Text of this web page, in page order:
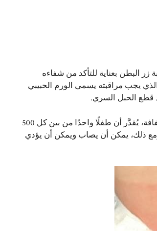
البطن بعناية للتأكد من شفاءه
يجب مراقبته يسمى الورم الحبيبي
قطع الحبل السري.
يشبه الورم الحبيبي السري كتلة حمراء صغيرة ويمكن تغطيتها بإفرازات صفراء أو شفافة، يُقدَّر أن طفلًا واحدًا من بين كل 500
ذلك، يمكن أن يصاب ويمكن أن يؤدي